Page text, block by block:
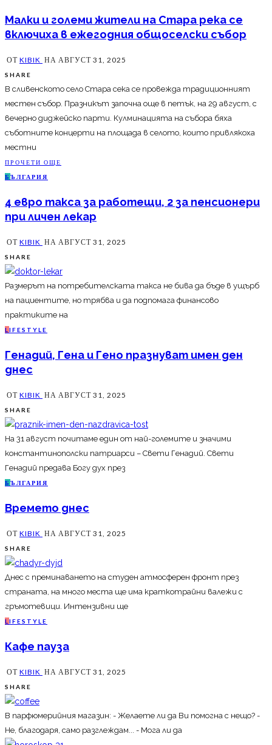
Малки и големи жители на Стара река се
включиха в ежегодния общоселски събор
ОТ KIBIK НА АВГУСТ 31, 2025
SHARE
В сливенското село Стара сека се провежда традиционният
местен събор. Празникът започна още в петък, на 29 август, с
вечерно диджейско парти. Кулминацията на събора бяха
съботните концерти на площада в селото, които привлякоха
местни
ПРОЧЕТИ ОЩЕ
Б ЪЛГАРИЯ
4 евро такса за работещи, 2 за пенсионери
при личен лекар
ОТ KIBIK НА АВГУСТ 31, 2025
SHARE
Размерът на потребителската такса не бива да бъде в ущърб
на пациентите, но трябва и да подпомага финансово
практиките на
L IFESTYLE
Генадий, Гена и Гено празнуват имен ден
днес
ОТ KIBIK НА АВГУСТ 31, 2025
SHARE
На 31 август почитаме един от най-големите и значими
константинополски патриарси – Свети Генадий. Свети
Генадий предава Богу дух през
Б ЪЛГАРИЯ
Времето днес
ОТ KIBIK НА АВГУСТ 31, 2025
SHARE
Днес с преминаването на студен атмосферен фронт през
страната, на много места ще има краткотрайни валежи с
гръмотевици. Интензивни ще
L IFESTYLE
Кафе пауза
ОТ KIBIK НА АВГУСТ 31, 2025
SHARE
В парфюмерийния магазин: - Желаете ли да Ви помогна с нещо? -
Не, благодаря, само разглеждам... - Мога ли да